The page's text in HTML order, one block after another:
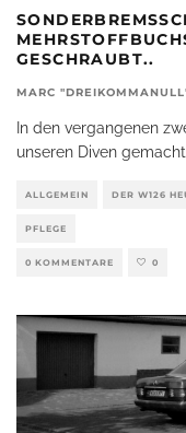
GESCHRAUBT..
MARC
In den vergangenen
unseren Diven
ALLGEMEIN DER W126
PFLEGE
0 KOMMENTARE 0